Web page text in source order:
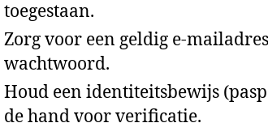
toegestaan.
Zorg voor een geldig
wachtwoord.
Houd een identiteitsbewijs
de hand voor verificatie.